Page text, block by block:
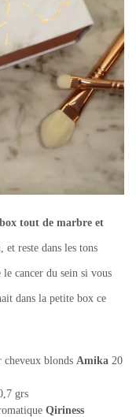
tout de marbre et
et reste dans les tons
cancer du sein si vous
dans la petite box ce
blonds Amika 20
grs
Qiriness